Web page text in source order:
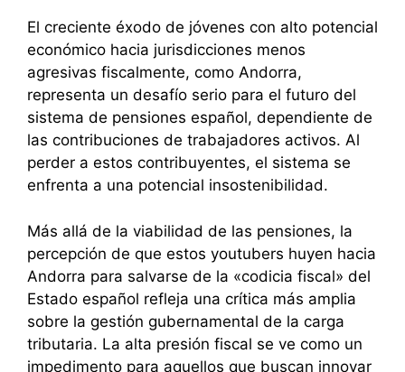
El creciente éxodo de jóvenes con alto potencial
económico hacia jurisdicciones menos
agresivas fiscalmente, como Andorra,
representa un desafío serio para el futuro del
sistema de pensiones español, dependiente de
las contribuciones de trabajadores activos. Al
perder a estos contribuyentes, el sistema se
enfrenta a una potencial insostenibilidad.
Más allá de la viabilidad de las pensiones, la
percepción de que estos youtubers huyen hacia
Andorra para salvarse de la «codicia fiscal» del
Estado español refleja una crítica más amplia
sobre la gestión gubernamental de la carga
tributaria. La alta presión fiscal se ve como un
impedimento para aquellos que buscan innovar